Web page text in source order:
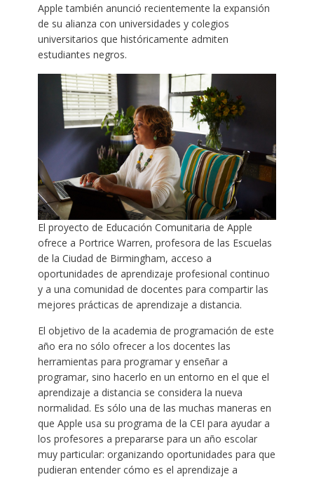
Apple también anunció recientemente la expansión
de su alianza con universidades y colegios
universitarios que históricamente admiten
estudiantes negros.
El proyecto de Educación Comunitaria de Apple
ofrece a Portrice Warren, profesora de las Escuelas
de la Ciudad de Birmingham, acceso a
oportunidades de aprendizaje profesional continuo
y a una comunidad de docentes para compartir las
mejores prácticas de aprendizaje a distancia.
El objetivo de la academia de programación de este
año era no sólo ofrecer a los docentes las
herramientas para programar y enseñar a
programar, sino hacerlo en un entorno en el que el
aprendizaje a distancia se considera la nueva
normalidad. Es sólo una de las muchas maneras en
que Apple usa su programa de la CEI para ayudar a
los profesores a prepararse para un año escolar
muy particular: organizando oportunidades para que
pudieran entender cómo es el aprendizaje a